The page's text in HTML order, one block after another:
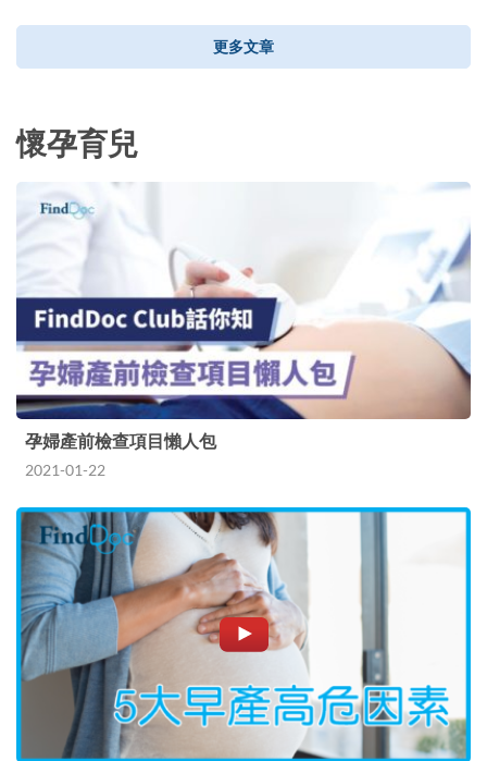
更多文章
懷孕育兒
孕婦產前檢查項目懶人包
2021-01-22